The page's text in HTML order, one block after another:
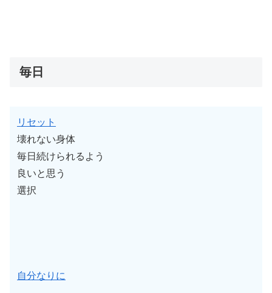
毎日
リセット
壊れない身体
毎日続けられるよう
良いと思う
選択
自分なりに